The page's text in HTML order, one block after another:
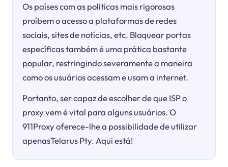
Os países com as políticas mais rigorosas
proíbem o acesso a plataformas de redes
sociais, sites de notícias, etc. Bloquear portas
específicas também é uma prática bastante
popular, restringindo severamente a maneira
como os usuários acessam e usam a internet.
Portanto, ser capaz de escolher de que ISP o
proxy vem é vital para alguns usuários. O
911Proxy oferece-lhe a possibilidade de utilizar
apenasTelarus Pty. Aqui está!